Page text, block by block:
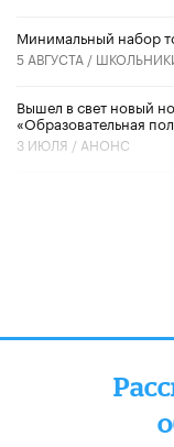
Минимальный набор
5 АВГУСТА /
Вышел в свет новый
«Образовательная
3 ИЮЛЯ / АНОНС